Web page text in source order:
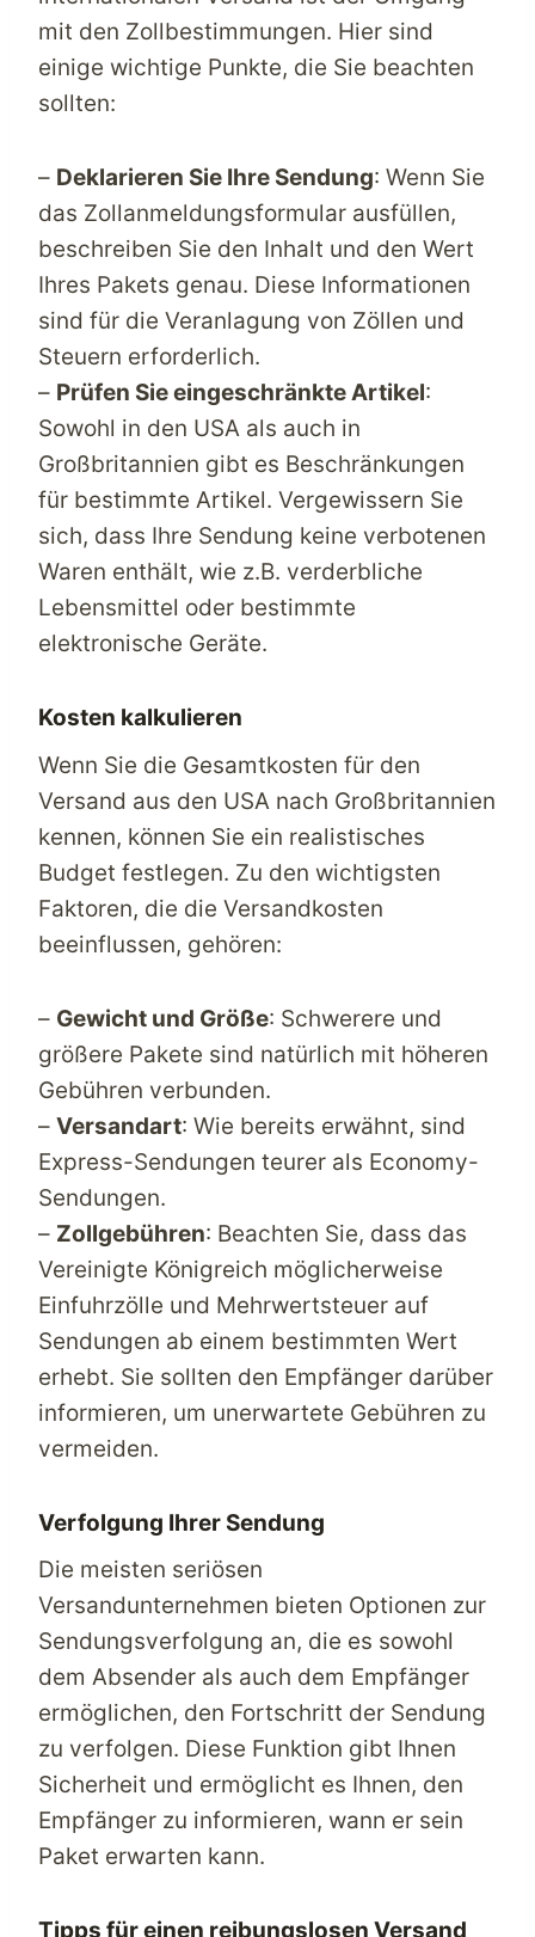
mit den Zollbestimmungen. Hier sind
einige wichtige Punkte, die Sie beachten
sollten:
– Deklarieren Sie Ihre Sendung: Wenn Sie
das Zollanmeldungsformular ausfüllen,
beschreiben Sie den Inhalt und den Wert
Ihres Pakets genau. Diese Informationen
sind für die Veranlagung von Zöllen und
Steuern erforderlich.
– Prüfen Sie eingeschränkte Artikel:
Sowohl in den USA als auch in
Großbritannien gibt es Beschränkungen
für bestimmte Artikel. Vergewissern Sie
sich, dass Ihre Sendung keine verbotenen
Waren enthält, wie z.B. verderbliche
Lebensmittel oder bestimmte
elektronische Geräte.
Kosten kalkulieren
Wenn Sie die Gesamtkosten für den
Versand aus den USA nach Großbritannien
kennen, können Sie ein realistisches
Budget festlegen. Zu den wichtigsten
Faktoren, die die Versandkosten
beeinflussen, gehören:
– Gewicht und Größe: Schwerere und
größere Pakete sind natürlich mit höheren
Gebühren verbunden.
– Versandart: Wie bereits erwähnt, sind
Express-Sendungen teurer als Economy-
Sendungen.
– Zollgebühren: Beachten Sie, dass das
Vereinigte Königreich möglicherweise
Einfuhrzölle und Mehrwertsteuer auf
Sendungen ab einem bestimmten Wert
erhebt. Sie sollten den Empfänger darüber
informieren, um unerwartete Gebühren zu
vermeiden.
Verfolgung Ihrer Sendung
Die meisten seriösen
Versandunternehmen bieten Optionen zur
Sendungsverfolgung an, die es sowohl
dem Absender als auch dem Empfänger
ermöglichen, den Fortschritt der Sendung
zu verfolgen. Diese Funktion gibt Ihnen
Sicherheit und ermöglicht es Ihnen, den
Empfänger zu informieren, wann er sein
Paket erwarten kann.
Tipps für einen reibungslosen Versand